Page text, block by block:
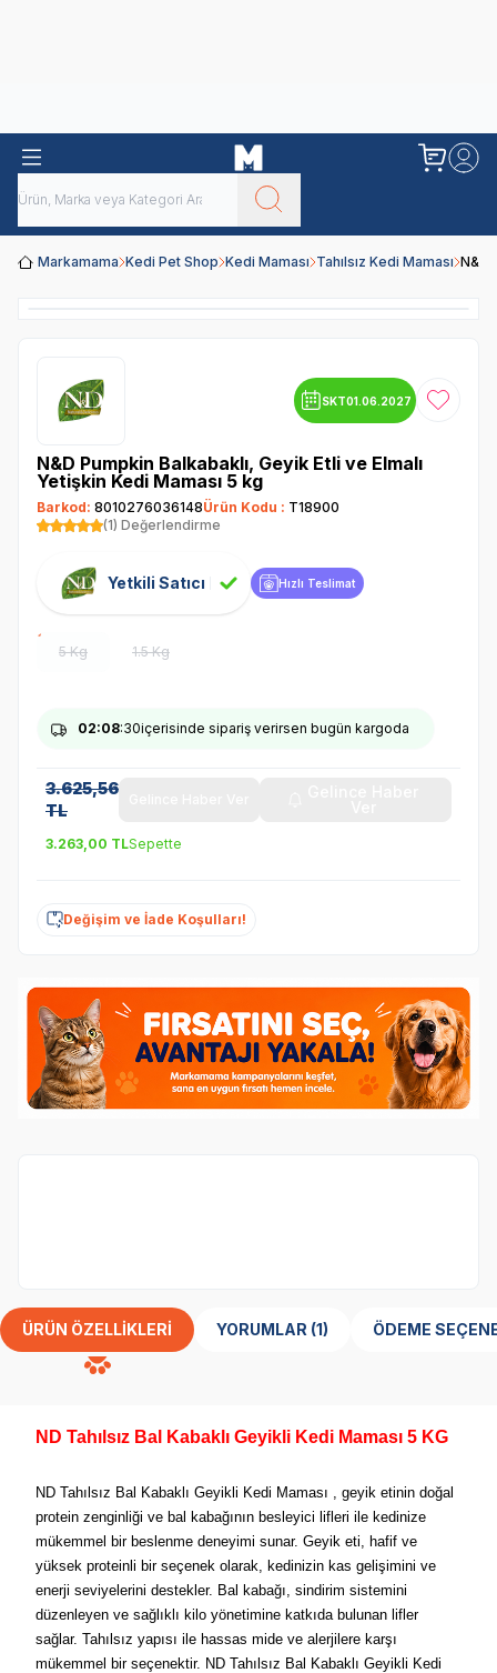
Markamama Kedi Pet Shop Kedi Maması Tahılsız Kedi Maması N&D
SKT01.06.2027 Favoriye
N&D Pumpkin Balkabaklı, Geyik Etli ve Elmalı
Yetişkin Kedi Maması 5 kg
Barkod: 8010276036148Ürün Kodu : T18900
(1) Değerlendirme
Yetkili Satıcı Hızlı Teslimat
5 Kg 1.5 Kg
02:08:29içerisinde sipariş verirsen bugün kargoda
3.625,56
TL
3.263,00 TLSepette
Değişim ve İade Koşulları!
ÜRÜN ÖZELLIKLERI YORUMLAR (1) ÖDEME
ND Tahılsız Bal Kabaklı Geyikli Kedi Maması 5 KG
ND Tahılsız Bal Kabaklı Geyikli Kedi Maması , geyik etinin doğal
protein zenginliği ve bal kabağının besleyici lifleri ile kedinize
mükemmel bir beslenme deneyimi sunar. Geyik eti, hafif ve
yüksek proteinli bir seçenek olarak, kedinizin kas gelişimini ve
enerji seviyelerini destekler. Bal kabağı, sindirim sistemini
düzenleyen ve sağlıklı kilo yönetimine katkıda bulunan lifler
sağlar. Tahılsız yapısı ile hassas mide ve alerjilere karşı
mükemmel bir seçenektir. ND Tahılsız Bal Kabaklı Geyikli Kedi